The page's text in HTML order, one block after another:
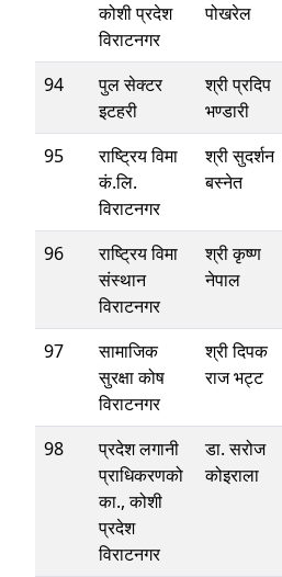
कोशी प्रदेश
विराटनगर
पोखरेल
94
पुल सेक्टर
इटहरी
श्री प्रदिप
भण्डारी
95
राष्ट्रिय विमा
कं.लि.
विराटनगर
श्री सुदर्शन
बस्नेत
96
राष्ट्रिय विमा
संस्थान
विराटनगर
श्री कृष्ण
नेपाल
97
सामाजिक
सुरक्षा कोष
विराटनगर
श्री दिपक
राज भट्ट
98
प्रदेश लगानी
प्राधिकरणको
का., कोशी
प्रदेश
विराटनगर
डा. सरोज
कोइराला